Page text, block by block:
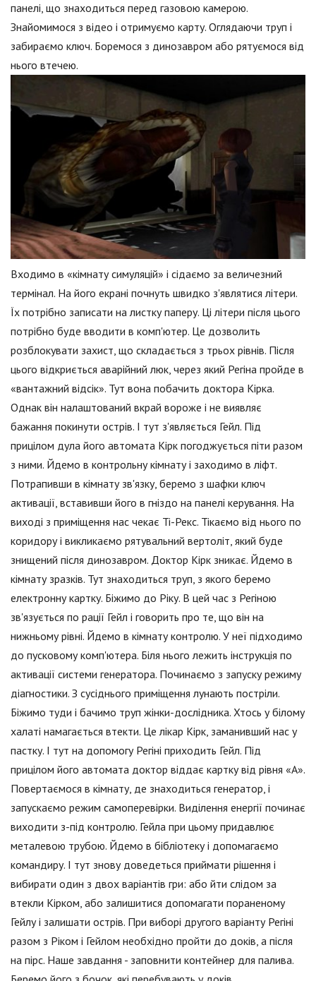
панелі, що знаходиться перед газовою камерою.
Знайомимося з відео і отримуємо карту. Оглядаючи труп і
забираємо ключ. Боремося з динозавром або рятуємося від
нього втечею.
Входимо в «кімнату симуляцій» і сідаємо за величезний
термінал. На його екрані почнуть швидко з'являтися літери.
Їх потрібно записати на листку паперу. Ці літери після цього
потрібно буде вводити в комп'ютер. Це дозволить
розблокувати захист, що складається з трьох рівнів. Після
цього відкриється аварійний люк, через який Регіна пройде в
«вантажний відсік». Тут вона побачить доктора Кірка.
Однак він налаштований вкрай вороже і не виявляє
бажання покинути острів. І тут з'являється Гейл. Під
прицілом дула його автомата Кірк погоджується піти разом
з ними. Йдемо в контрольну кімнату і заходимо в ліфт.
Потрапивши в кімнату зв'язку, беремо з шафки ключ
активації, вставивши його в гніздо на панелі керування. На
виході з приміщення нас чекає Ті-Рекс. Тікаємо від нього по
коридору і викликаємо рятувальний вертоліт, який буде
знищений після динозавром. Доктор Кірк зникає. Йдемо в
кімнату зразків. Тут знаходиться труп, з якого беремо
електронну картку. Біжимо до Ріку. В цей час з Регіною
зв'язується по рації Гейл і говорить про те, що він на
нижньому рівні. Йдемо в кімнату контролю. У неї підходимо
до пусковому комп'ютера. Біля нього лежить інструкція по
активації системи генератора. Починаємо з запуску режиму
діагностики. З сусіднього приміщення лунають постріли.
Біжимо туди і бачимо труп жінки-дослідника. Хтось у білому
халаті намагається втекти. Це лікар Кірк, заманивший нас у
пастку. І тут на допомогу Регіні приходить Гейл. Під
прицілом його автомата доктор віддає картку від рівня «А».
Повертаємося в кімнату, де знаходиться генератор, і
запускаємо режим самоперевірки. Виділення енергії починає
виходити з-під контролю. Гейла при цьому придавлює
металевою трубою. Йдемо в бібліотеку і допомагаємо
командиру. І тут знову доведеться приймати рішення і
вибирати один з двох варіантів гри: або йти слідом за
втекли Кірком, або залишитися допомагати пораненому
Гейлу і залишати острів. При виборі другого варіанту Регіні
разом з Ріком і Гейлом необхідно пройти до доків, а після
на пірс. Наше завдання - заповнити контейнер для палива.